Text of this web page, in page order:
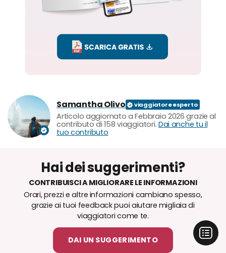
Samantha Olivo
Articolo aggiornato a Febbraio 2026 grazie al
contributo di 158 viaggiatori. Dai anche tu il
tuo contributo
Hai dei suggerimenti?
CONTRIBUISCI A MIGLIORARE LE INFORMAZIONI
Orari, prezzi e altre informazioni cambiano spesso,
grazie ai tuoi feedback puoi aiutare migliaia di
viaggiatori come te.
DAI UN SUGGERIMENTO